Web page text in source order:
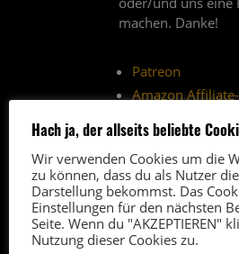
machen. Danke!
Patreon
Amazon
Thomann-
(*) Über Affiliate-
wir vom Anbieter
Provision. Der
bleibt für euch
Hach ja, der allseits beliebte
Wir verwenden Cookies um die
zu können, dass du als Nutzer
Darstellung bekommst. Das
Einstellungen für den nächsten
Seite. Wenn du "AKZEPTIEREN"
Nutzung dieser Cookies zu.